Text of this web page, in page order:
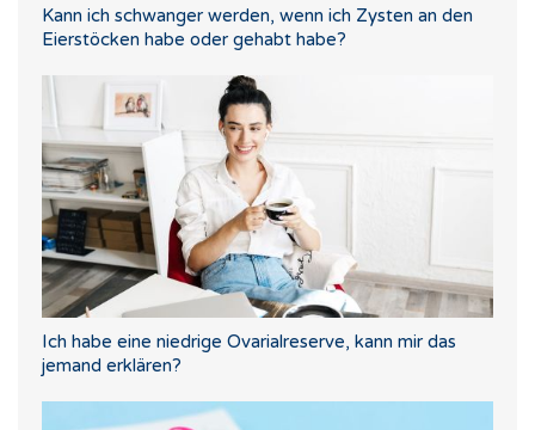
Kann ich schwanger werden, wenn ich Zysten an den
Eierstöcken habe oder gehabt habe?
Ich habe eine niedrige Ovarialreserve, kann mir das
jemand erklären?